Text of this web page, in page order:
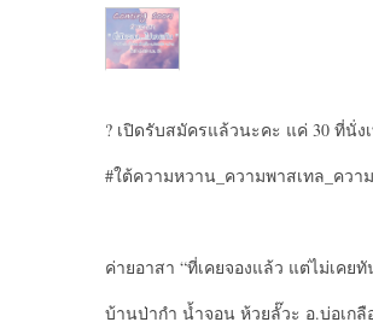
? เปิดรับสมัครแล้วนะคะ แค่ 30 ที่นั่ง
#ใต้ความหวาน_ความพาสเทล_ควา
ค่ายอาสา “ที่เคยจองแล้ว แต่ไม่เคยทั
บ้าน​ป่า​กำ​ น้ำ​จอน​ ห้วย​ลั​๊​วะ​ อ.บ่อเก